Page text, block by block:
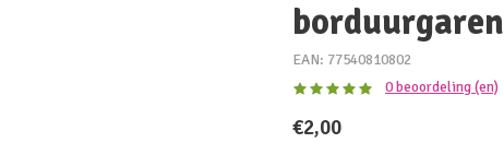
borduurgaren
EAN: 77540810802
0 beoordeling (en)
€2,00